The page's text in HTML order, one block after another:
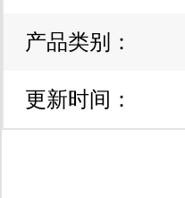
产品类别：
更新时间：